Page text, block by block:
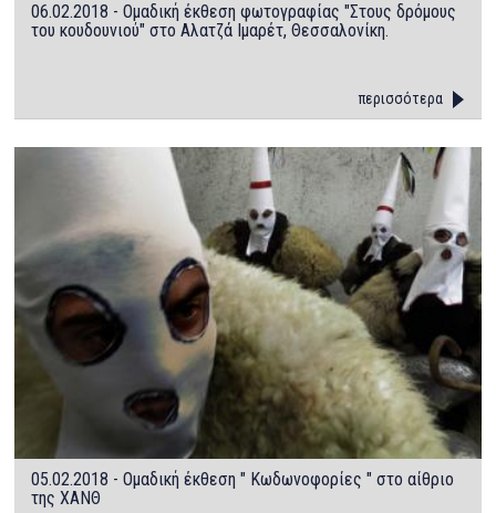
06.02.2018 - Ομαδική έκθεση φωτογραφίας "Στους δρόμους
του κουδουνιού" στο Αλατζά Ιμαρέτ, Θεσσαλονίκη.
περισσότερα
05.02.2018 - Ομαδική έκθεση " Κωδωνοφορίες " στο αίθριο
της ΧΑΝΘ